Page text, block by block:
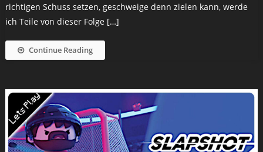
richtigen Schuss setzen, geschweige denn zielen kann, werde
ich Teile von dieser Folge […]
Continue Reading